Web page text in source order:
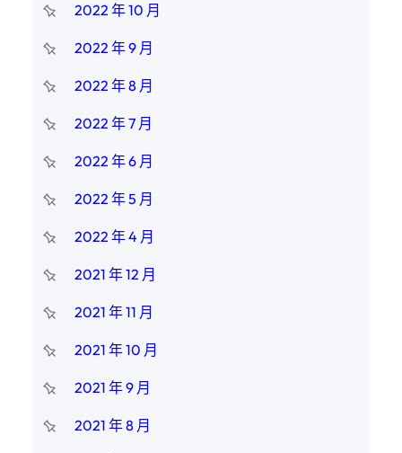
2022 年 10 月
2022 年 9 月
2022 年 8 月
2022 年 7 月
2022 年 6 月
2022 年 5 月
2022 年 4 月
2021 年 12 月
2021 年 11 月
2021 年 10 月
2021 年 9 月
2021 年 8 月